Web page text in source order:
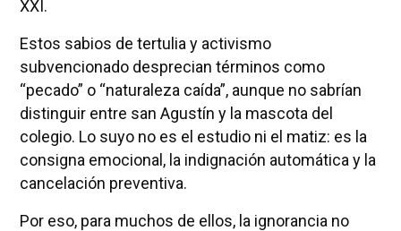
XXI.
Estos sabios de tertulia y activismo
subvencionado desprecian términos como
“pecado” o “naturaleza caída”, aunque no sabrían
distinguir entre san Agustín y la mascota del
colegio. Lo suyo no es el estudio ni el matiz: es la
consigna emocional, la indignación automática y la
cancelación preventiva.
Por eso, para muchos de ellos, la ignorancia no